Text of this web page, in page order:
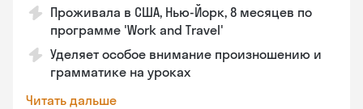
Проживала в США, Нью-Йорк, 8 месяцев по
программе 'Work and Travel'
Уделяет особое внимание произношению и
грамматике на уроках
Читать дальше